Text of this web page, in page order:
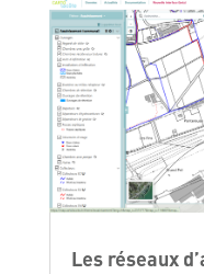
Les réseaux